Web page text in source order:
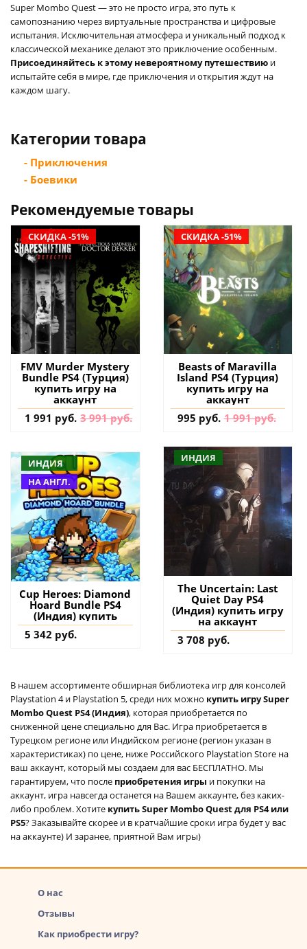
Super Mombo Quest — это не просто игра, это путь к
самопознанию через виртуальные пространства и цифровые
испытания. Исключительная атмосфера и уникальный подход к
классической механике делают это приключение особенным.
Присоединяйтесь к этому невероятному путешествию и
испытайте себя в мире, где приключения и открытия ждут на
каждом шагу.
Категории товара
- Приключения
- Боевики
Рекомендуемые товары
СКИДКА -51%
FMV Murder Mystery
Bundle PS4 (Турция)
купить игру на
аккаунт
1 991 руб. 3 991 руб.
СКИДКА -51%
Beasts of Maravilla
Island PS4 (Турция)
купить игру на
аккаунт
995 руб. 1 991 руб.
ИНДИЯ
НА АНГЛ.
Cup Heroes: Diamond
Hoard Bundle PS4
(Индия) купить
5 342 руб.
ИНДИЯ
The Uncertain: Last
Quiet Day PS4
(Индия) купить игру
на аккаунт
3 708 руб.
В нашем ассортименте обширная библиотека игр для консолей
Playstation 4 и Playstation 5, среди них можно купить игру Super
Mombo Quest PS4 (Индия), которая приобретается по
сниженной цене специально для Вас. Игра приобретается в
Турецком регионе или Индийском регионе (регион указан в
характеристиках) по цене, ниже Российского Playstation Store на
ваш аккаунт, который мы создаем для вас БЕСПЛАТНО. Мы
гарантируем, что после приобретения игры и покупки на
аккаунт, игра навсегда останется на Вашем аккаунте, без каких-
либо проблем. Хотите купить Super Mombo Quest для PS4 или
PS5? Заказывайте скорее и в кратчайшие сроки игра будет у вас
на аккаунте) И заранее, приятной Вам игры)
О нас
Отзывы
Как приобрести игру?